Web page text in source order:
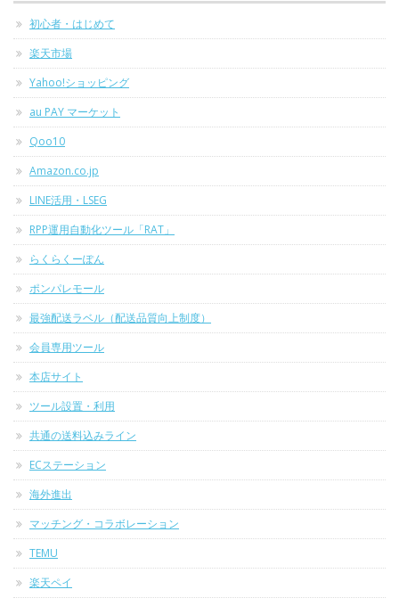
初心者・はじめて
楽天市場
Yahoo!ショッピング
au PAY マーケット
Qoo10
Amazon.co.jp
LINE活用・LSEG
RPP運用自動化ツール「RAT」
らくらくーぽん
ポンパレモール
最強配送ラベル（配送品質向上制度）
会員専用ツール
本店サイト
ツール設置・利用
共通の送料込みライン
ECステーション
海外進出
マッチング・コラボレーション
TEMU
楽天ペイ